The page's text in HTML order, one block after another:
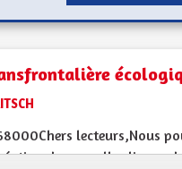
lecteurs,Nous
de nouvelles lignes